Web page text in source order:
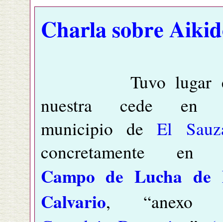
Charla sobre
Tuvo lugar
nuestra cede en
municipio deEl
concretamente en
Campo de Lucha de
Calvario, “anexo